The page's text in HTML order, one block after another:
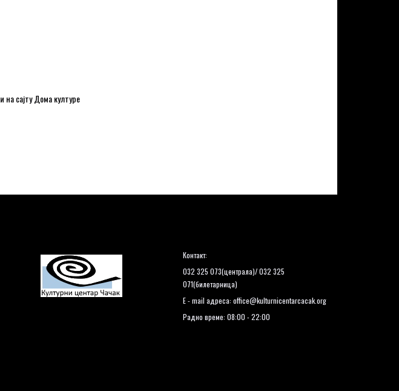
на сајту Дома културе
Контакт:
032 325 073(централа)/ 032 325
071(билетарница)
E - mail адреса: office@kulturnicentarcacak.org
Радно време: 08:00 - 22:00